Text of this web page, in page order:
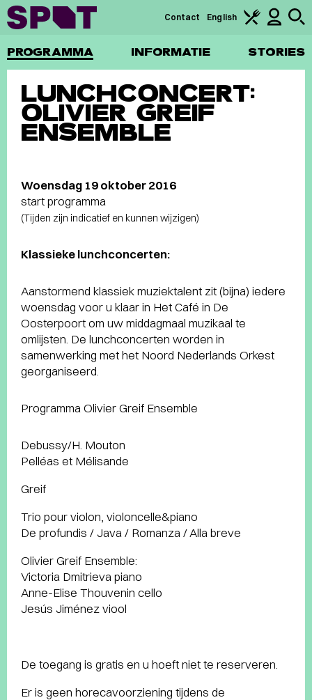
PROGRAMMA INFORMATIE STORIES
Contact English
LUNCHCONCERT:
OLIVIER GREIF
ENSEMBLE
Woensdag 19 oktober 2016
start programma
(Tijden zijn indicatief en kunnen wijzigen)
Klassieke lunchconcerten:
Aanstormend klassiek muziektalent zit (bijna) iedere
woensdag voor u klaar in Het Café in De
Oosterpoort om uw middagmaal muzikaal te
omlijsten. De lunchconcerten worden in
samenwerking met het Noord Nederlands Orkest
georganiseerd.
Programma Olivier Greif Ensemble
Debussy/H. Mouton
Pelléas et Mélisande
Greif
Trio pour violon, violoncelle&piano
De profundis / Java / Romanza / Alla breve
Olivier Greif Ensemble:
Victoria Dmitrieva piano
Anne-Elise Thouvenin cello
Jesús Jiménez viool
De toegang is gratis en u hoeft niet te reserveren.
Er is geen horecavoorziening tijdens de